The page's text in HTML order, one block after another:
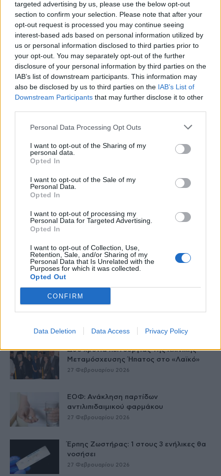
targeted advertising by us, please use the below opt-out
section to confirm your selection. Please note that after your
opt-out request is processed you may continue seeing
interest-based ads based on personal information utilized by
us or personal information disclosed to third parties prior to
your opt-out. You may separately opt-out of the further
disclosure of your personal information by third parties on the
IAB’s list of downstream participants. This information may
also be disclosed by us to third parties on the IAB’s List of
Downstream Participants that may further disclose it to other
Personal Data Processing Opt Outs
I want to opt-out of the Sharing of my
personal data.
Opted In
I want to opt-out of the Sale of my
Personal Data.
Opted In
I want to opt-out of processing my
Personal Data for Targeted Advertising.
Opted In
I want to opt-out of Collection, Use,
Retention, Sale, and/or Sharing of my
Personal Data that Is Unrelated with the
Purposes for which it was collected.
Opted Out
CONFIRM
Data Deletion Data Access Privacy Policy
TAGS παραπλανητικά e-mails Προειδοποίηση ΕΟΠΥΥ για απάτη
HS Team
Δείτε Ακόμη
Γεωργιάδης: Πολλαπλά οφέλη από τη
συνεργασία δημοσίου και ιδιωτικού
τομέα
Παράρτημα του Παίδων “Αγία Σοφία”
στο Ίλιον – Τι ανακοινώθηκε από...
Δύο χρόνια λειτουργίας της Κλινικής
Μεταμόσχευσης Ήπατος στο «Λαϊκό»
27 Φεβρουαρίου 2026
ΕΟΦ: Ανάκληση παρτίδων
αντιλιπιδαιμικού φαρμάκου
27 Φεβρουαρίου 2026
Έρπης Ζωστήρας: 1 στους 3 ενήλικες θα
νοσήσει
27 Φεβρουαρίου 2026